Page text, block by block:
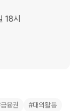
18시
융권
#대외활동